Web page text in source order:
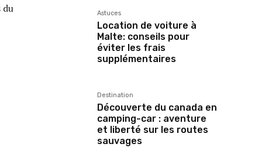
du
Astuces
Location de voiture à
Malte: conseils pour
éviter les frais
supplémentaires
Destination
Découverte du canada en
camping-car : aventure
et liberté sur les routes
sauvages